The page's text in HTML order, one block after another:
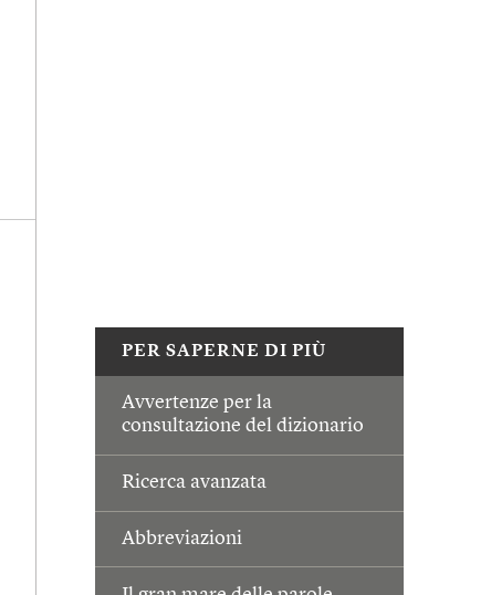
PER SAPERNE DI PIÙ
Avvertenze per la
consultazione del dizionario
Ricerca avanzata
Abbreviazioni